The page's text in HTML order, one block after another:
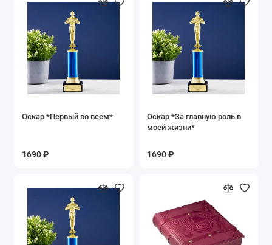
Оскар *Первый во всем*
1690 ₽
Оскар *За главную роль в
моей жизни*
1690 ₽